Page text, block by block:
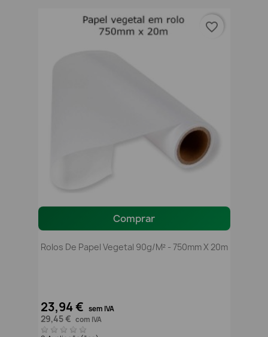
Comprar
Rolos De Papel Vegetal 90g/m² - 750mm X 20m
23,94 € sem IVA
29,45 € com IVA
favorite_border